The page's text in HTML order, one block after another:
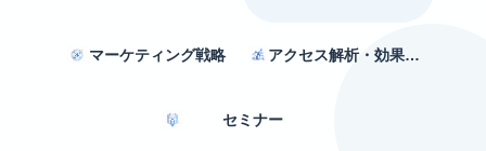
マーケティング戦略 アクセス解析・効果測定
セミナー